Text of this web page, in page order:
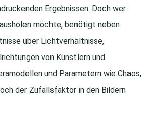
Ergebnissen. Doch wer
möchte, benötigt neben
über Lichtverhältnisse,
von Künstlern und
und Parametern wie Chaos,
der Zufallsfaktor in den Bildern